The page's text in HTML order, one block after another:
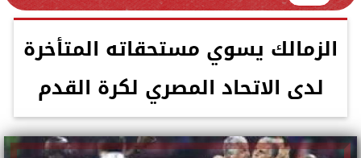
الزمالك يسوي مستحقاته المتأخرة
لدى الاتحاد المصري لكرة القدم